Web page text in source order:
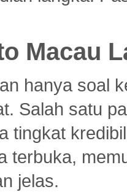
Macau
hanya soal
Salah satu
tingkat
terbuka,
jelas.